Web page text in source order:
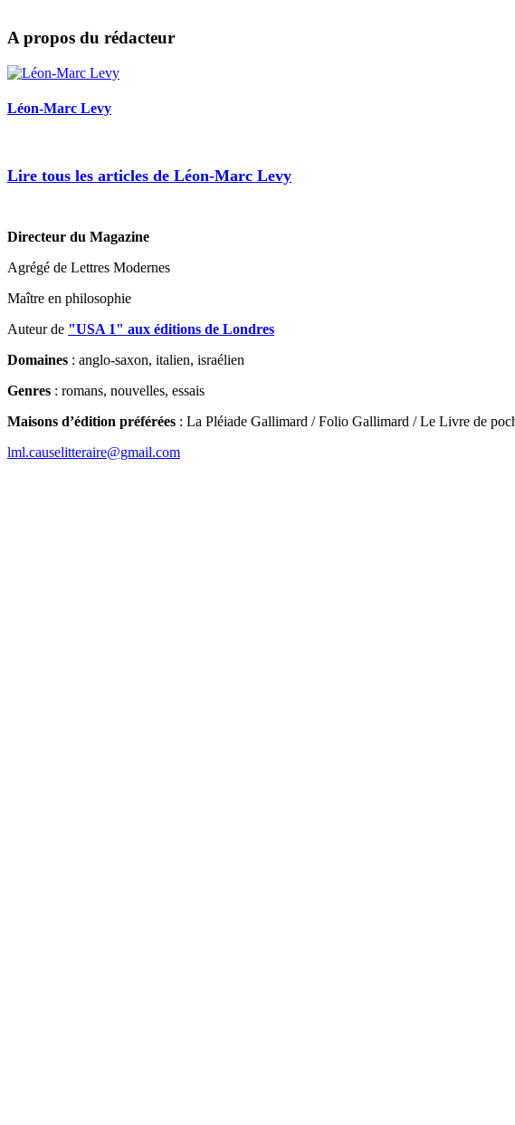
A propos du rédacteur
Léon-Marc Levy
Lire tous les articles de Léon-Marc Levy
Directeur du Magazine
Agrégé de Lettres Modernes
Maître en philosophie
Auteur de "USA 1" aux éditions de Londres
Domaines : anglo-saxon, italien, israélien
Genres : romans, nouvelles, essais
Maisons d’édition préférées : La Pléiade Gallimard / Folio Gallimard / Le Livre de
lml.causelitteraire@gmail.com